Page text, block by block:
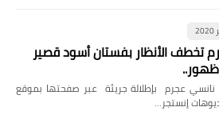
تخطف الأنظار بفستان أسود قصير
عجرم بإطلالة جريئة عبر صفحتها بموقع
إنستجر…